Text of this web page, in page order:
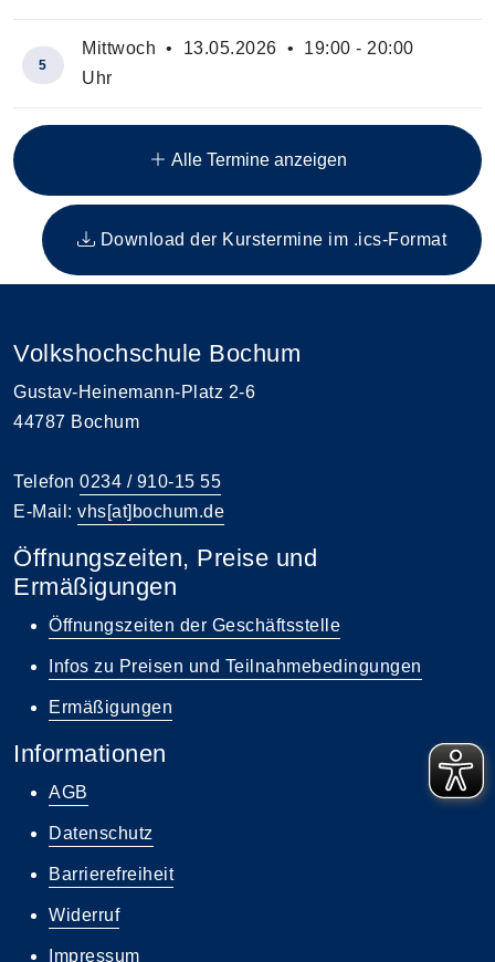
Insgesamt gibt es 10 Termine zum diesen Kurs
5
Mittwoch • 13.05.2026 • 19:00 - 20:00
Uhr
Alle Termine anzeigen
Download der Kurstermine im .ics-Format
Volkshochschule Bochum
Gustav-Heinemann-Platz 2-6
44787 Bochum
Telefon 0234 / 910-15 55
E-Mail: vhs[at]bochum.de
Öffnungszeiten, Preise und
Ermäßigungen
Öffnungszeiten der Geschäftsstelle
Infos zu Preisen und Teilnahmebedingungen
Ermäßigungen
Informationen
AGB
Datenschutz
Barrierefreiheit
Widerruf
Impressum